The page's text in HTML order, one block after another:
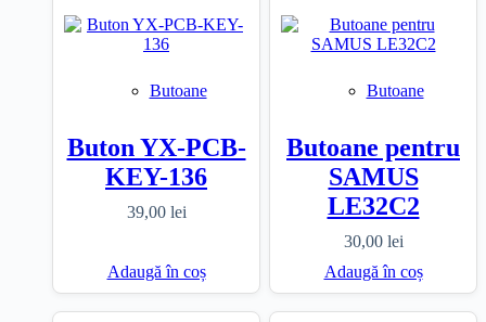
Butoane
Buton YX-PCB-
KEY-136
39,00 lei
Adaugă în coș
Butoane
Butoane pentru
SAMUS
LE32C2
30,00 lei
Adaugă în coș